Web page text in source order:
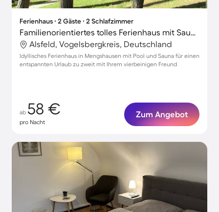
Ferienhaus ∙ 2 Gäste ∙ 2 Schlafzimmer
Familienorientiertes tolles Ferienhaus mit Sauna, Grill und Terrasse | Panoramablick | Haustierfreundlich
Alsfeld, Vogelsbergkreis, Deutschland
Idyllisches Ferienhaus in Mengshausen mit Pool und Sauna für einen
entspannten Urlaub zu zweit mit Ihrem vierbeinigen Freund
ab 58 €
pro Nacht
Zum Angebot